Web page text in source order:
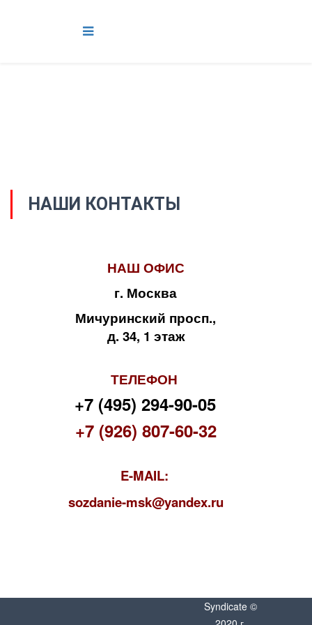
НАШИ КОНТАКТЫ
НАШ ОФИС
г. Москва
Мичуринский просп.,
д. 34, 1 этаж
ТЕЛЕФОН
+7 (495) 294-90-05
+7 (926) 807-60-32
E-MAIL:
sozdanie-msk@yandex.ru
Syndicate ©